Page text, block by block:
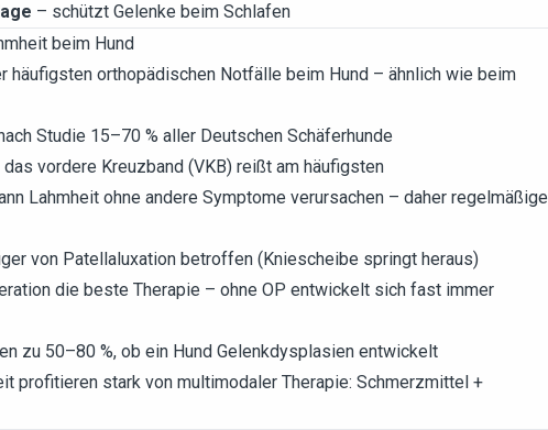
– schützt Gelenke beim Schlafen
beim Hund
häufigsten orthopädischen Notfälle beim Hund – ähnlich wie beim
Studie 15–70 % aller Deutschen Schäferhunde
vordere Kreuzband (VKB) reißt am häufigsten
Lahmheit ohne andere Symptome verursachen – daher regelmäßige
von Patellaluxation betroffen (Kniescheibe springt heraus)
die beste Therapie – ohne OP entwickelt sich fast immer
zu 50–80 %, ob ein Hund Gelenkdysplasien entwickelt
profitieren stark von multimodaler Therapie: Schmerzmittel +